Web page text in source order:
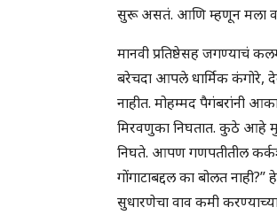
सुरू असतं. आणि म्हणून मला
मानवी प्रतिष्ठेसह जगण्याचं
बरेचदा आपले धार्मिक कंगोरे,
नाहीत. मोहम्मद पैगंबरांनी
मिरवणुका निघतात. कुठे आहे
निघते. आपण गणपतीतील
गोंगाटाबद्दल का बोलत
सुधारणेचा वाव कमी